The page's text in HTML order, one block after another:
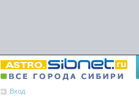
Вход